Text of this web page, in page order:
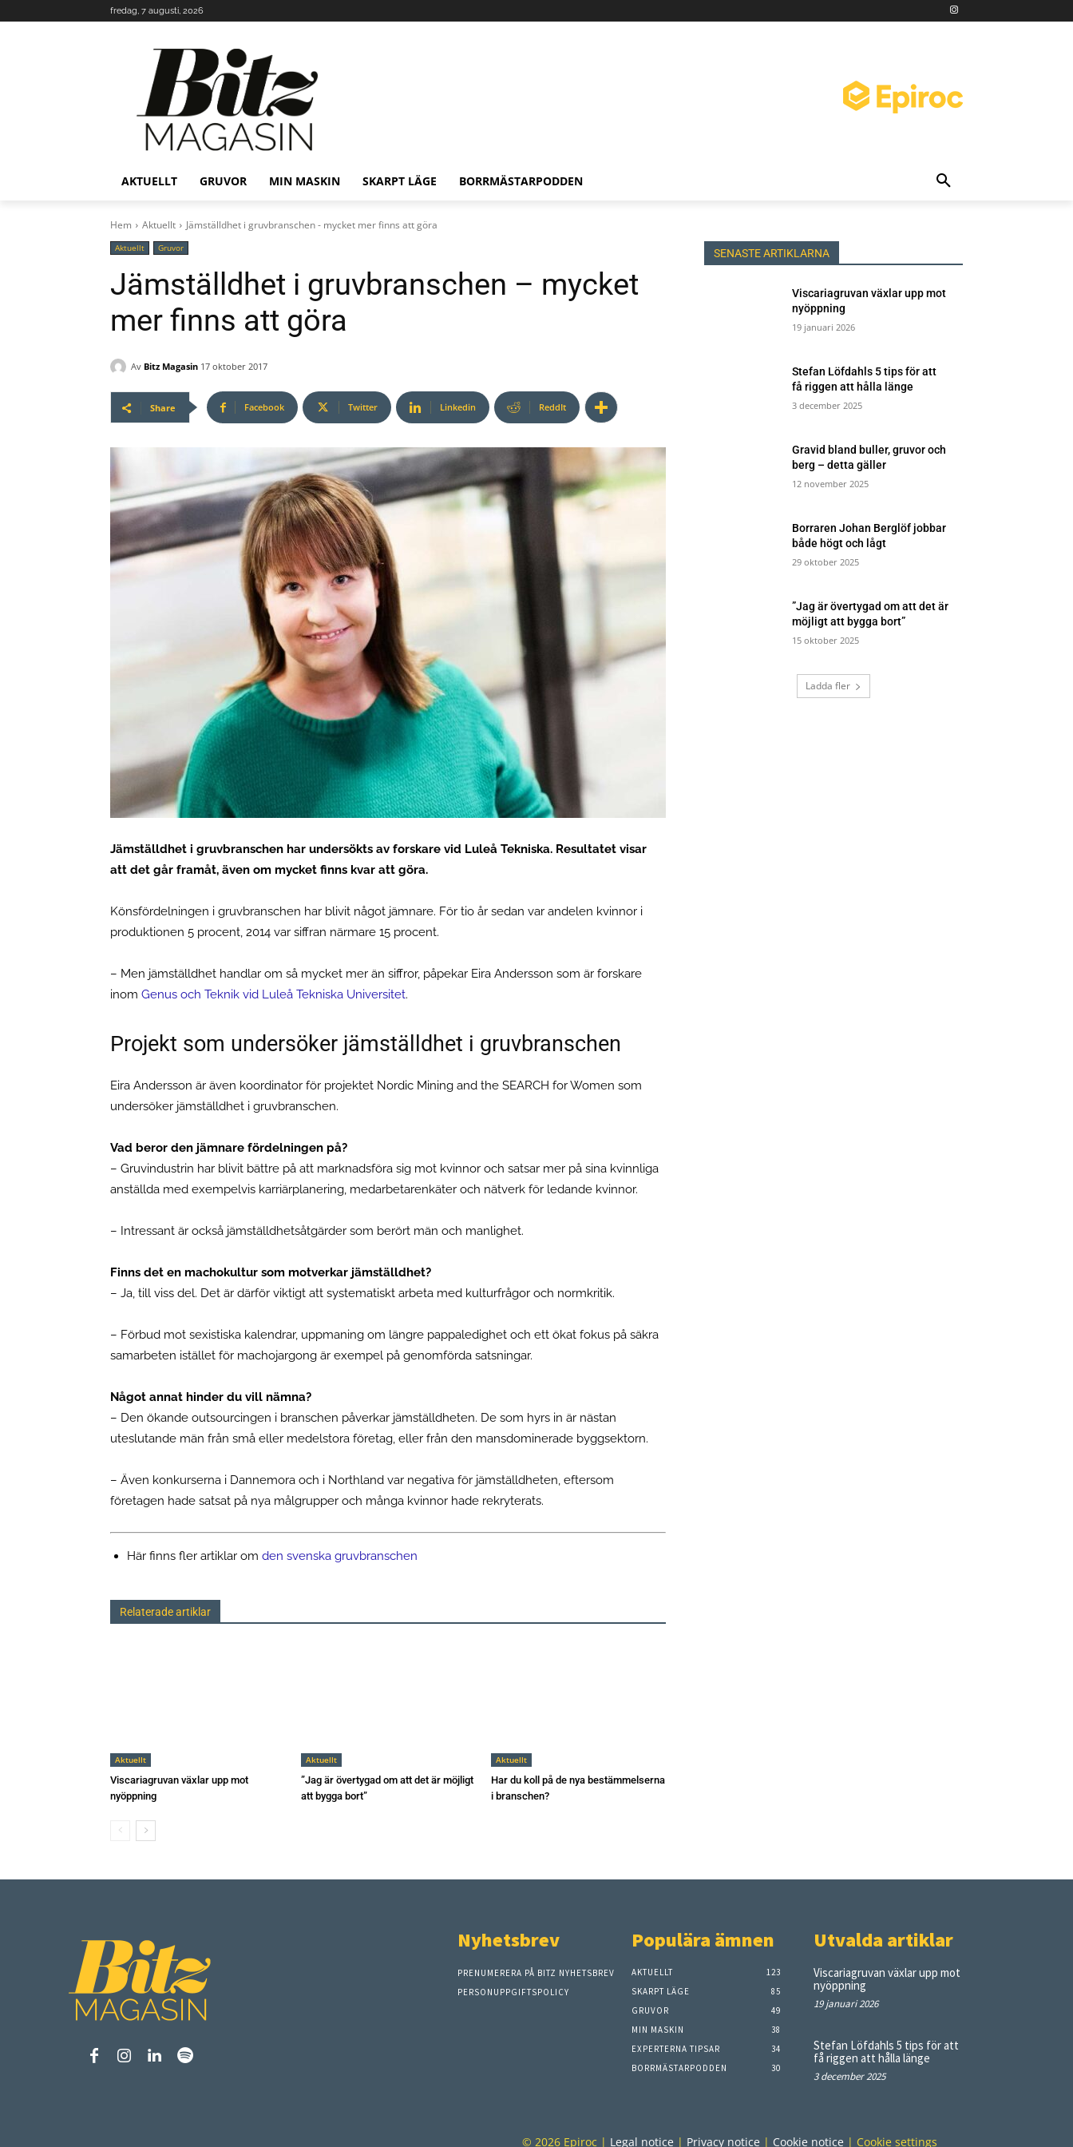
fredag, 7 augusti, 2026
AKTUELLT GRUVOR MIN MASKIN SKARPT LÄGE BORRMÄSTARPODDEN
Hem Aktuellt Jämställdhet i gruvbranschen - mycket mer finns att göra
Aktuellt Gruvor
Jämställdhet i gruvbranschen – mycket
mer finns att göra
Av Bitz Magasin 17 oktober 2017
Share Facebook Twitter Linkedin ReddIt
Jämställdhet i gruvbranschen har undersökts av forskare vid Luleå Tekniska. Resultatet visar
att det går framåt, även om mycket finns kvar att göra.
Könsfördelningen i gruvbranschen har blivit något jämnare. För tio år sedan var andelen kvinnor i
produktionen 5 procent, 2014 var siffran närmare 15 procent.
– Men jämställdhet handlar om så mycket mer än siffror, påpekar Eira Andersson som är forskare
inom Genus och Teknik vid Luleå Tekniska Universitet.
Projekt som undersöker jämställdhet i gruvbranschen
Eira Andersson är även koordinator för projektet Nordic Mining and the SEARCH for Women som
undersöker jämställdhet i gruvbranschen.
Vad beror den jämnare fördelningen på?
– Gruvindustrin har blivit bättre på att marknadsföra sig mot kvinnor och satsar mer på sina kvinnliga
anställda med exempelvis karriärplanering, medarbetarenkäter och nätverk för ledande kvinnor.
– Intressant är också jämställdhetsåtgärder som berört män och manlighet.
Finns det en machokultur som motverkar jämställdhet?
– Ja, till viss del. Det är därför viktigt att systematiskt arbeta med kulturfrågor och normkritik.
– Förbud mot sexistiska kalendrar, uppmaning om längre pappaledighet och ett ökat fokus på säkra
samarbeten istället för machojargong är exempel på genomförda satsningar.
Något annat hinder du vill nämna?
– Den ökande outsourcingen i branschen påverkar jämställdheten. De som hyrs in är nästan
uteslutande män från små eller medelstora företag, eller från den mansdominerade byggsektorn.
– Även konkurserna i Dannemora och i Northland var negativa för jämställdheten, eftersom
företagen hade satsat på nya målgrupper och många kvinnor hade rekryterats.
Här finns fler artiklar om den svenska gruvbranschen
Relaterade artiklar
Aktuellt
Viscariagruvan växlar upp mot
nyöppning
Aktuellt
”Jag är övertygad om att det är möjligt
att bygga bort”
Aktuellt
Har du koll på de nya bestämmelserna
i branschen?
SENASTE ARTIKLARNA
Viscariagruvan växlar upp mot
nyöppning
19 januari 2026
Stefan Löfdahls 5 tips för att
få riggen att hålla länge
3 december 2025
Gravid bland buller, gruvor och
berg – detta gäller
12 november 2025
Borraren Johan Berglöf jobbar
både högt och lågt
29 oktober 2025
”Jag är övertygad om att det är
möjligt att bygga bort”
15 oktober 2025
Ladda fler
Nyhetsbrev
PRENUMERERA PÅ BITZ NYHETSBREV
PERSONUPPGIFTSPOLICY
Populära ämnen
AKTUELLT
123
SKARPT LÄGE
85
GRUVOR
49
MIN MASKIN
38
EXPERTERNA TIPSAR
34
BORRMÄSTARPODDEN
30
Utvalda artiklar
Viscariagruvan växlar upp mot
nyöppning
19 januari 2026
Stefan Löfdahls 5 tips för att
få riggen att hålla länge
3 december 2025
© 2026 Epiroc | Legal notice | Privacy notice | Cookie notice | Cookie settings